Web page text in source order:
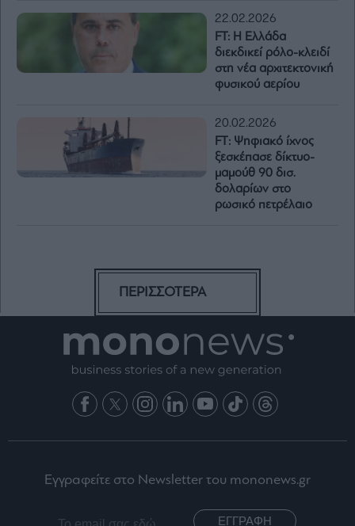
22.02.2026
FT: Η Ελλάδα
διεκδικεί ρόλο-κλειδί
στη νέα αρχιτεκτονική
φυσικού αερίου
20.02.2026
FΤ: Ψηφιακό ίχνος
ξεσκέπασε δίκτυο-
μαμούθ 90 δισ.
δολαρίων στο
ρωσικό πετρέλαιο
ΠΕΡΙΣΣΟΤΕΡΑ
Εγγραφείτε στο Newsletter του mononews.gr
ΕΓΓΡΑΦΗ